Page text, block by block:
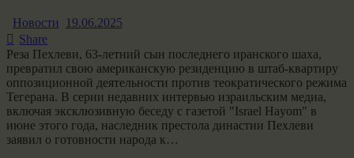
Новости
19.06.2025
Share
Реза Пехлеви, 63-летний сын последнего иранского шаха,
превратил свою американскую резиденцию в штаб-квартиру
оппозиционной деятельности против теократического режима
Тегерана. В серии недавних интервью израильским медиа,
включая эксклюзивную беседу с газетой "Israel Hayom" в
июне этого года, наследник престола династии Пехлеви
заявил о готовности народа к…